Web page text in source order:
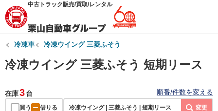
中古トラック販売/買取/レンタル
冷凍車 冷凍ウイング 三菱ふそう
冷凍ウイング 三菱ふそう 短期リース
在庫3台 順番/件数を変える
買う 借りる 冷凍ウイング | 三菱ふそう | 短期リース 変更